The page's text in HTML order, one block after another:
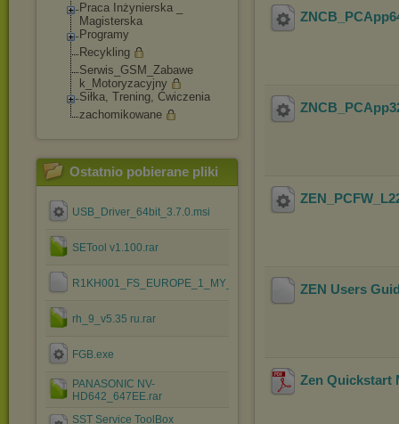
Praca Inżynierska _
Magisterska
Programy
Recykling
Serwis_GSM_Zabawe
k_Motoryzacyjny
Siłka, Trening, Ćwiczenia
zachomikowane
Ostatnio pobierane pliki
USB_Driver_64bit_3.7.0.msi
SETool v1.100.rar
R1KH001_FS_EUROPE_1_MY_RED_CID52.ssw
rh_9_v5.35 ru.rar
FGB.exe
PANASONIC NV-
HD642_647EE.rar
SST Service ToolBox
ZEN Users
Zen Quickstart